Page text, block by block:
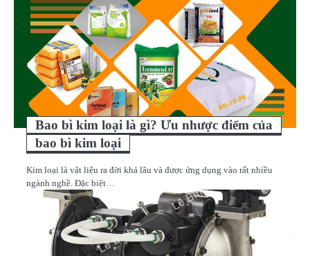
Bao bì kim loại là gì? Ưu nhược điểm của
bao bì kim loại
Kim loại là vật liệu ra đời khá lâu và được ứng dụng vào rất nhiều
ngành nghề. Đặc biệt…